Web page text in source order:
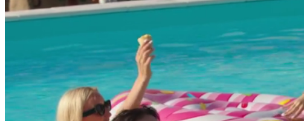
Fotos
PNGs
Vectores
Videos
Gráficos en Movimiento
Imágenes Editoriales
Eventos Editoriales